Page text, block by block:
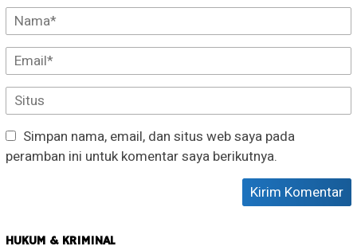
Simpan nama, email, dan situs web saya pada
peramban ini untuk komentar saya berikutnya.
HUKUM & KRIMINAL